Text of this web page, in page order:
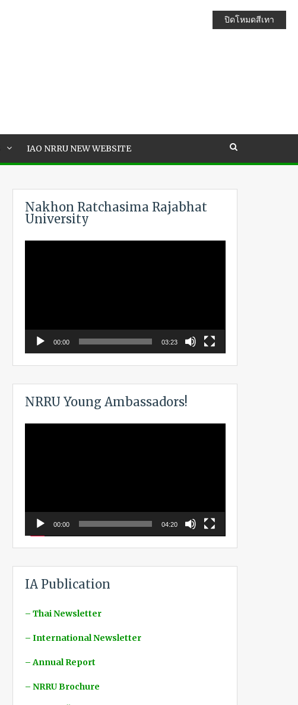
IAO NRRU NEW WEBSITE
Nakhon Ratchasima Rajabhat
University
00:00 03:23
NRRU Young Ambassadors!
00:00 04:20
IA Publication
– Thai Newsletter
– International Newsletter
– Annual Report
– NRRU Brochure
ปิดโหมดสีเทา